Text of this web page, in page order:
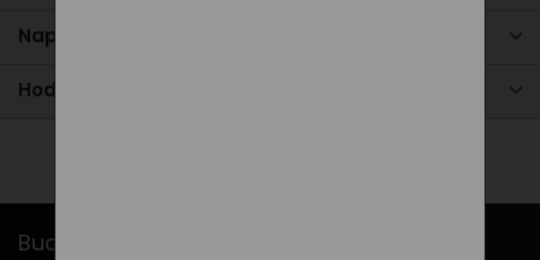
Napište nám
Hodnocení
Buďte v obraze s našimi newslettery...